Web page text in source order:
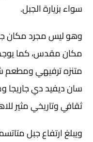
سواء بزيارة الجبل.
وهو ليس مجرد مكان
مكان مقدس، كما يوجد
متنزه ترفيهي ومطعم
سان ديفيد دي جاريجا
ثقافي وتاريخي مثير